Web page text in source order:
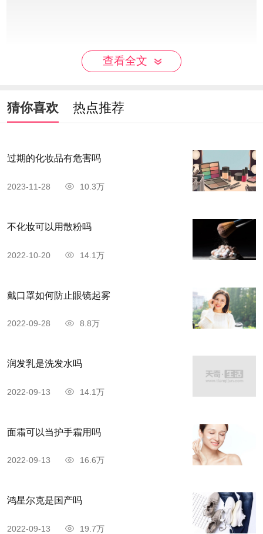
查看全文
猜你喜欢 热点推荐
过期的化妆品有危害吗
2023-11-28 10.3万
不化妆可以用散粉吗
2022-10-20 14.1万
戴口罩如何防止眼镜起雾
2022-09-28 8.8万
润发乳是洗发水吗
2022-09-13 14.1万
面霜可以当护手霜用吗
2022-09-13 16.6万
鸿星尔克是国产吗
2022-09-13 19.7万